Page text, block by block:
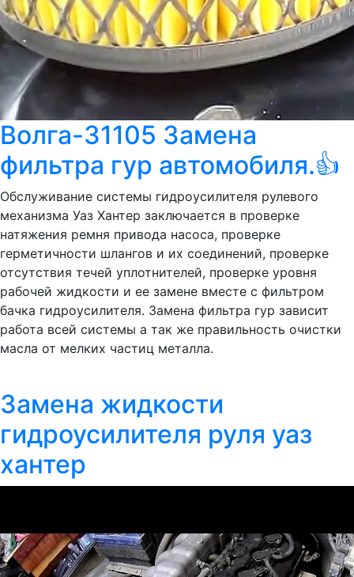
Волга-31105 Замена
фильтра гур автомобиля.👍
Обслуживание системы гидроусилителя рулевого
механизма Уаз Хантер заключается в проверке
натяжения ремня привода насоса, проверке
герметичности шлангов и их соединений, проверке
отсутствия течей уплотнителей, проверке уровня
рабочей жидкости и ее замене вместе с фильтром
бачка гидроусилителя. Замена фильтра гур зависит
работа всей системы а так же правильность очистки
масла от мелких частиц металла.
Замена жидкости
гидроусилителя руля уаз
хантер